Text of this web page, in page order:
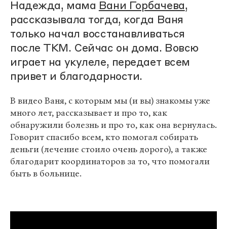
Надежда, мама Вани Горбачева,
рассказывала тогда, когда Ваня
только начал восстанавливаться
после ТКМ. Сейчас он дома. Вовсю
играет на укулеле, передает всем
привет и благодарности.
В видео Ваня, с которым мы (и вы) знакомы уже
много лет, рассказывает и про то, как
обнаружили болезнь и про то, как она вернулась.
Говорит спасибо всем, кто помогал собирать
деньги (лечение стоило очень дорого), а также
благодарит координаторов за то, что помогали
быть в больнице.